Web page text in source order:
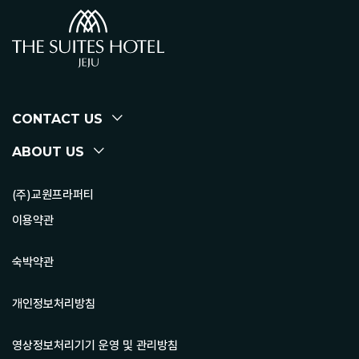
CONTACT US
ABOUT US
(주)교원프라퍼티
이용약관
숙박약관
개인정보처리방침
영상정보처리기기 운영 및 관리방침